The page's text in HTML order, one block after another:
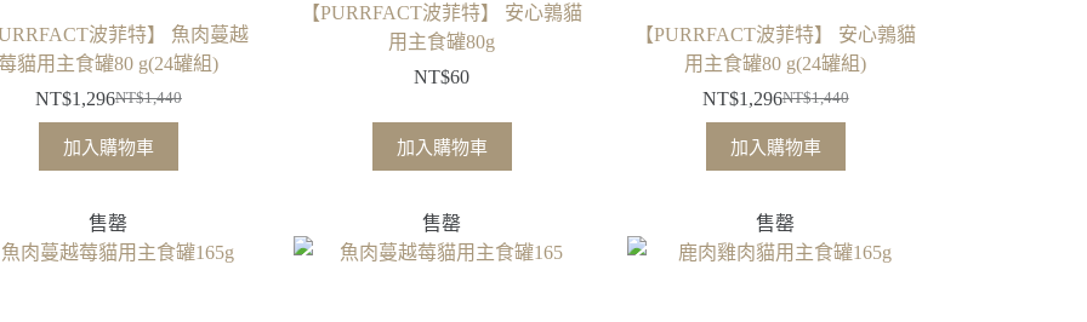
波菲特】 魚肉蔓越
貓用主食罐80 g(24罐組)
NT$1,440
始
價
NT$1,440。
NT$1,296
前
價
NT$1,296。
加入購物車
【PURRFACT波菲特】 安心鶉貓
用主食罐80g
NT$60
加入購物車
【PURRFACT波菲特】 安心鶉貓
用主食罐80 g(24罐組)
NT$1,440
始
價
NT$1,440。
NT$1,296
前
價
NT$1,296。
加入購物車
售罄 售罄 售罄